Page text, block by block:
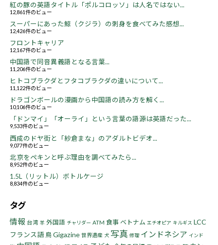
紅の豚の英語タイトル「ポルコロッソ」は人名ではない...
12,861件のビュー
スーパーにあった鯨（クジラ）の刺身を食べてみた感想...
12,426件のビュー
フロントキャリア
12,167件のビュー
中国語で同音異義語となる言葉...
11,206件のビュー
ヒトコブラクダとフタコブラクダの違いについて...
11,122件のビュー
ドラゴンボールの漫画から中国語の読み方を解く...
10,106件のビュー
「ドンマイ」「オーライ」という言葉の語源は英語だった...
9,533件のビュー
西成のドヤ街と「紗倉まな」のアダルトビデオ...
9,077件のビュー
北京をペキンと呼ぶ理由を調べてみたら...
8,952件のビュー
1.5L（リットル）ボトルケージ
8,834件のビュー
タグ
情報 台湾 羊 外国語 チャリダー ATM 食事 ベトナム エチオピア キルギス LCC
フランス語 鳥Gigazine 世界遺産 犬 写真 修理 インドネシア インド